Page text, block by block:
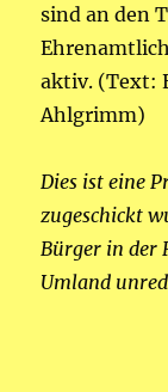
sind an den
aktiv. (Text:
Ahlgrimm)
Dies ist eine
zugeschickt
Bürger in der
Umland